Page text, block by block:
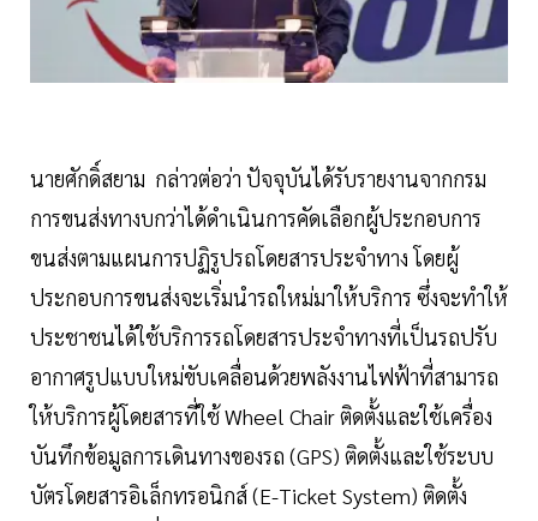
นายศักดิ์สยาม กล่าวต่อว่า ปัจจุบันได้รับรายงานจากกรม
การขนส่งทางบกว่าได้ดำเนินการคัดเลือกผู้ประกอบการ
ขนส่งตามแผนการปฏิรูปรถโดยสารประจำทาง โดยผู้
ประกอบการขนส่งจะเริ่มนำรถใหม่มาให้บริการ ซึ่งจะทำให้
ประชาชนได้ใช้บริการรถโดยสารประจำทางที่เป็นรถปรับ
อากาศรูปแบบใหม่ขับเคลื่อนด้วยพลังงานไฟฟ้าที่สามารถ
ให้บริการผู้โดยสารที่ใช้ Wheel Chair ติดตั้งและใช้เครื่อง
บันทึกข้อมูลการเดินทางของรถ (GPS) ติดตั้งและใช้ระบบ
บัตรโดยสารอิเล็กทรอนิกส์ (E-Ticket System) ติดตั้ง